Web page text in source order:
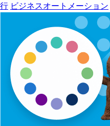
行 ビジネスオートメーション